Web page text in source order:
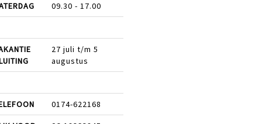
09.30 - 17.00
27 juli t/m 5
augustus
0174-622168